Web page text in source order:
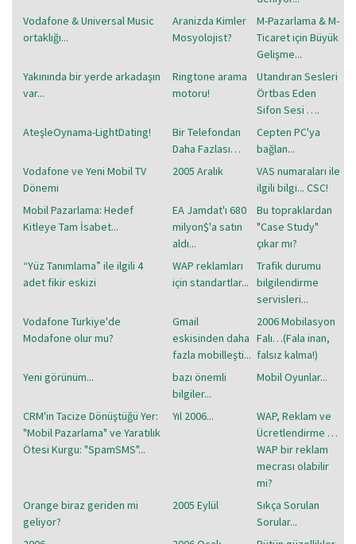
Vodafone & Universal Music
ortaklığı...
Aranizda Kimler
Mosyolojist?
M-Pazarlama & M-
Ticaret için Büyük
Gelişme...
Yakınında bir yerde arkadaşın
var...
Ringtone arama
motoru!
Utandıran Sesleri
Örtbas Eden
Sifon Sesi ….
AteşleOynama-LightDating!
Bir Telefondan
Daha Fazlası…
Cepten PC'ya
bağlan...
Vodafone ve Yeni Mobil TV
Dönemi
2005 Aralık
VAS numaraları ile
ilgili bilgi... CSC!
Mobil Pazarlama: Hedef
Kitleye Tam İsabet...
EA Jamdat'ı 680
milyon$'a satın
aldı...
Bu topraklardan
"Case Study"
çıkar mı?
“Yüz Tanımlama” ile ilgili 4
adet fikir eskizi
WAP reklamları
için standartlar...
Trafik durumu
bilgilendirme
servisleri...
Vodafone Turkiye'de
Modafone olur mu?
Gmail
eskisinden daha
fazla mobilleşti...
2006 Mobilasyon
Falı…(Fala inan,
falsız kalma!)
Yeni görünüm...
bazı önemli
bilgiler...
Mobil Oyunlar...
CRM'in Tacize Dönüştüğü Yer:
"Mobil Pazarlama" ve Yaratılık
Ötesi Kurgu: "SpamSMS"...
Yıl 2006...
WAP, Reklam ve
Ücretlendirme …
WAP bir reklam
mecrası olabilir
mi?
Orange biraz geriden mi
geliyor?
2005 Eylül
Sıkça Sorulan
Sorular...